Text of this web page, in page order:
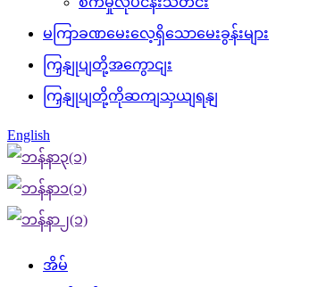
မကြာခဏမေးလေ့ရှိသောမေးခွန်းများ
ကြှနျုပျတို့အကွောငျး
ကြှနျုပျတို့ကိုဆကျသှယျရနျ
English
အိမ်